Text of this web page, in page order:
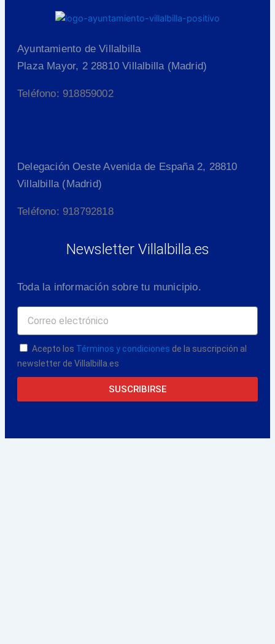
Ayuntamiento de Villalbilla
Plaza Mayor, 2 28810 Villalbilla (Madrid)
Teléfono: 918859002
Delegación Oeste Avenida de España 2, 28810
Villalbilla (Madrid)
Teléfono: 918792818
Newsletter Villalbilla.es
Toda la información sobre tu municipio.
Acepto los Términos y condiciones de la suscripción al
newsletter de Villalbilla.es
SUSCRIBIRSE